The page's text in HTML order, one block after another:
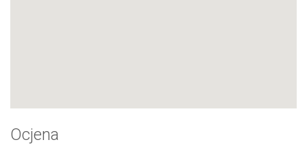
Ocjena